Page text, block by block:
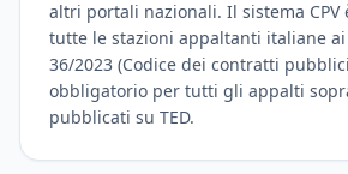
altri portali nazionali. Il sistema CPV
tutte le stazioni appaltanti italiane ai
36/2023 (Codice dei contratti
obbligatorio per tutti gli appalti
pubblicati su TED.